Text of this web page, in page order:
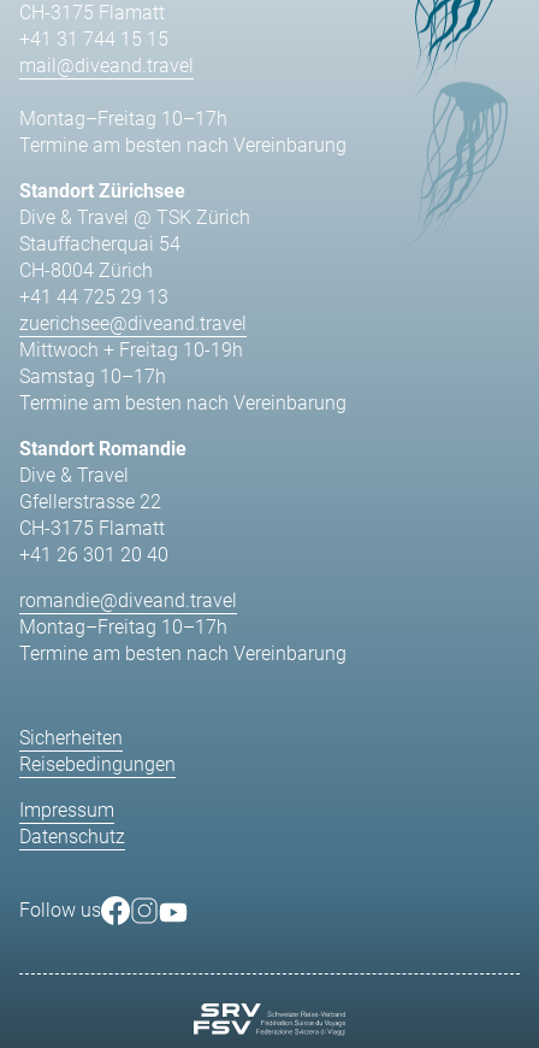
CH-3175 Flamatt
+41 31 744 15 15
mail@diveand.travel
Montag–Freitag 10–17h
Termine am besten nach Vereinbarung
Standort Zürichsee
Dive & Travel @ TSK Zürich
Stauffacherquai 54
CH-8004 Zürich
+41 44 725 29 13
zuerichsee@diveand.travel
Mittwoch + Freitag 10-19h
Samstag 10–17h
Termine am besten nach Vereinbarung
Standort Romandie
Dive & Travel
Gfellerstrasse 22
CH-3175 Flamatt
+41 26 301 20 40
romandie@diveand.travel
Montag–Freitag 10–17h
Termine am besten nach Vereinbarung
Sicherheiten
Reisebedingungen
Impressum
Datenschutz
Follow us